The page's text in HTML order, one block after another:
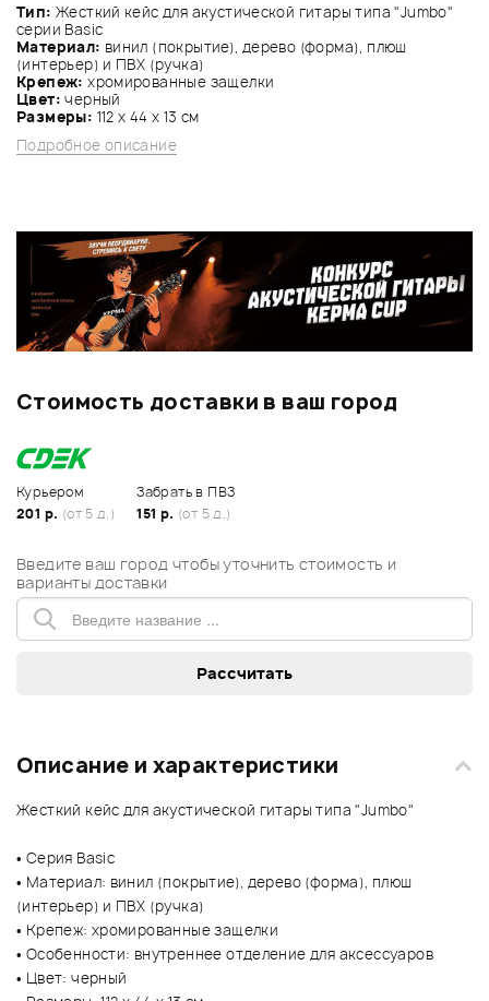
Тип: Жесткий кейс для акустической гитары типа "Jumbo"
серии Basic
Материал: винил (покрытие), дерево (форма), плюш
(интерьер) и ПВХ (ручка)
Крепеж: хромированные защелки
Цвет: черный
Размеры: 112 х 44 х 13 см
Подробное описание
Стоимость доставки в ваш город
Курьером
201 р. (от 5 д.)
Забрать в ПВЗ
151 р. (от 5 д.)
Введите ваш город чтобы уточнить стоимость и
варианты доставки
Описание и характеристики
Жесткий кейс для акустической гитары типа "Jumbo"
• Серия Basic
• Материал: винил (покрытие), дерево (форма), плюш
(интерьер) и ПВХ (ручка)
• Крепеж: хромированные защелки
• Особенности: внутреннее отделение для аксессуаров
• Цвет: черный